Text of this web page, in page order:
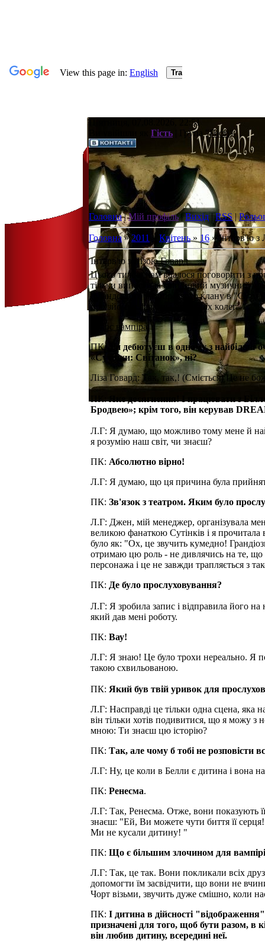
П`ятниця, 07.08.2026, 22:51
Гість | Група "Гості "
Головна|Мій профіль|Вихід |RSS|
Головна» 2011 » Квітень » 16» Інтерв'ю з
Інтерв'ю з Лізою Говард
Цього тижня нам вдалося поговорити з
тільки випустила свій новий музичний
ірландського вампірського клану в
про зйомки фільму і про своїх колег.
Голос вампіра:
ПК: Ти дебютуєш в одному з найбільш
«Сутінки: Світанок», ні?
Ліза Говард: Так, так,! (Сміється) Це не
Бродвею»; крім того, він керував
Л.Г: Я думаю, що можливо тому мене й
я розумію наш світ, чи знаєш?
ПК: Абсолютно вірно!
Л.Г: Я думаю, що ця причина була
ПК: Зв'язок з театром. Яким було
Л.Г: Джен, мій менеджер, організувала
великою фанаткою Сутінків і я
було як: "Ох, це звучить кумедно!
отримаю цю роль - не дивлячись на те, що
персонажа і це не завжди трапляється з
ПК: Де було прослуховування?
Л.Г: Я зробила запис і відправила його на
який дав мені роботу.
ПК: Вау!
Л.Г: Я знаю! Це було трохи нереально. Я
такою схвильованою.
ПК: Який був твій уривок для
Л.Г: Насправді це тільки одна сцена, яка
він тільки хотів подивитися, що я можу
мною: Ти знаєш цю історію?
ПК: Так, але чому б тобі не розповісти
Л.Г: Ну, це коли в Белли є дитина і вона
ПК: Ренесма.
Л.Г: Так, Ренесма. Отже, вони показують
знаєш: "Ей, Ви можете чути биття її
Ми не кусали дитину! "
ПК: Що є більшим злочином для
Л.Г: Так, це так. Вони покликали всіх
допомогти їм засвідчити, що вони не
Чорт візьми, звучить дуже смішно, коли
ПК: І дитина в дійсності
призначені для того, щоб бути разом, в
він любив дитину, всередині неї.